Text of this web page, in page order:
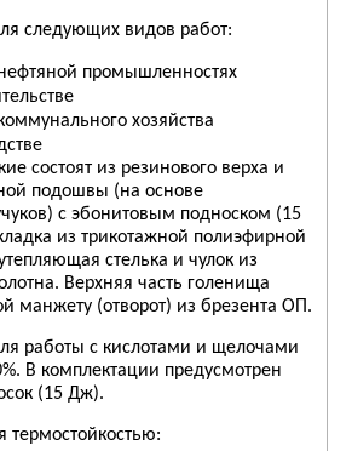
следующих видов работ:
промышленностях
хозяйства
состоят из резинового верха и
подошвы (на основе
с эбонитовым подноском (15
из трикотажной полиэфирной
стелька и чулок из
Верхняя часть голенища
манжету (отворот) из брезента ОП.
работы с кислотами и щелочами
В комплектации предусмотрен
(15 Дж).
термостойкостью: